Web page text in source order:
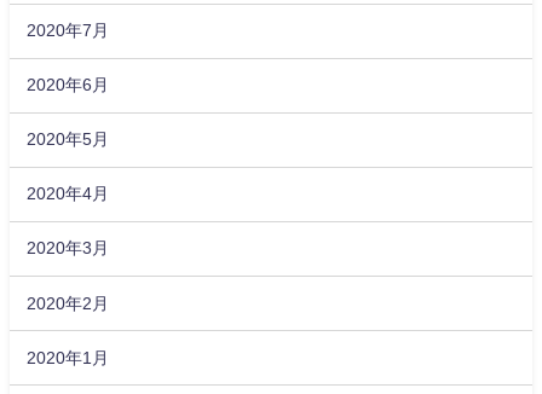
2020年7月
2020年6月
2020年5月
2020年4月
2020年3月
2020年2月
2020年1月